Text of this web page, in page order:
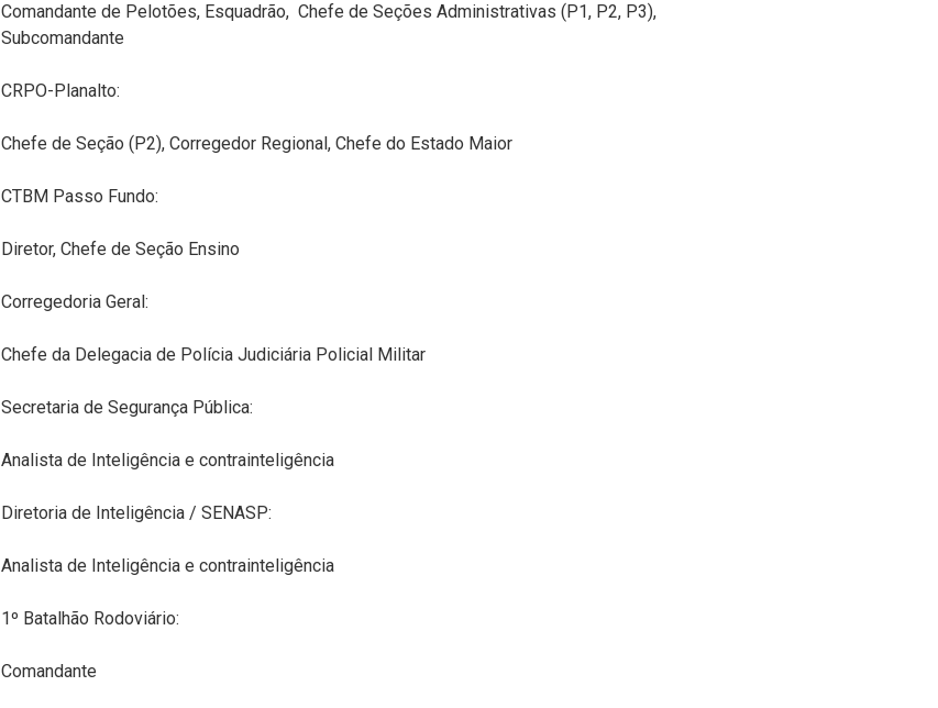
Comandante de Pelotões, Esquadrão, Chefe de Seções Administrativas (P1, P2, P3),
Subcomandante
CRPO-Planalto:
Chefe de Seção (P2), Corregedor Regional, Chefe do Estado Maior
CTBM Passo Fundo:
Diretor, Chefe de Seção Ensino
Corregedoria Geral:
Chefe da Delegacia de Polícia Judiciária Policial Militar
Secretaria de Segurança Pública:
Analista de Inteligência e contrainteligência
Diretoria de Inteligência / SENASP:
Analista de Inteligência e contrainteligência
1º Batalhão Rodoviário:
Comandante